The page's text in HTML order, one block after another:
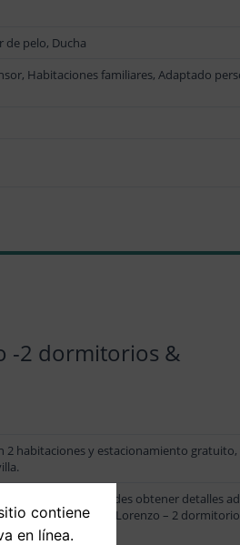
de pelo, Ducha
Habitaciones familiares, Adaptado
-2 dormitorios &
habitaciones y estacionamiento gratuito,
disponible. Puedes obtener detalles
«Marqués de San Lorenzo – 2
contiene
en línea.